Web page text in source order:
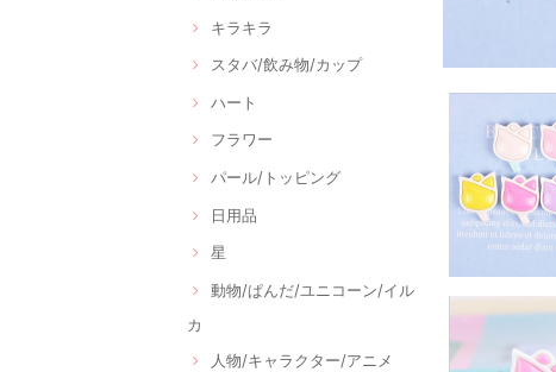
キラキラ
スタバ/飲み物/カップ
ハート
フラワー
パール/トッピング
日用品
星
動物/ぱんだ/ユニコーン/イル
カ
人物/キャラクター/アニメ